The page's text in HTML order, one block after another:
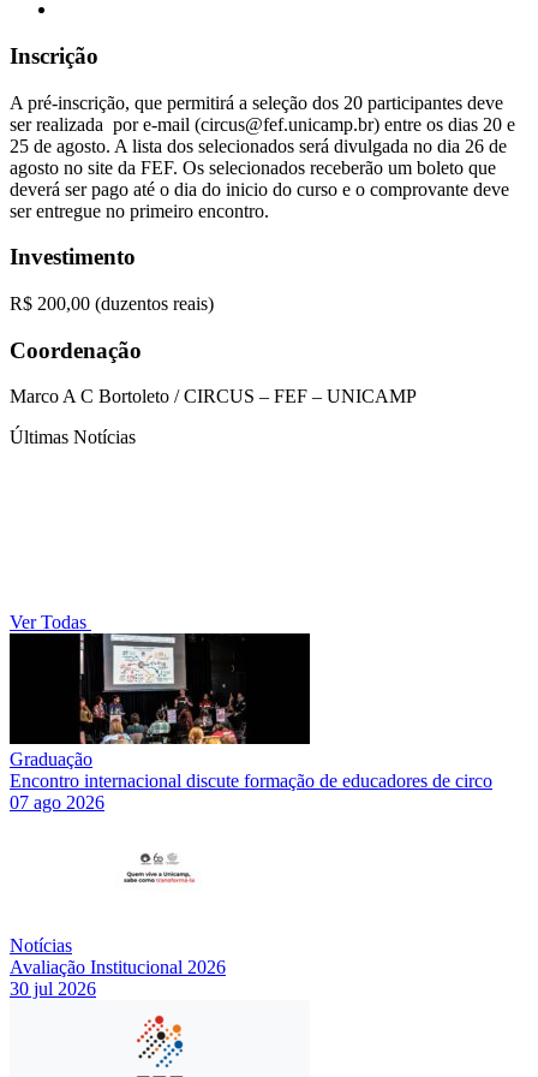
Inscrição
A pré-inscrição, que permitirá a seleção dos 20 participantes deve
ser realizada por e-mail (circus@fef.unicamp.br) entre os dias 20 e
25 de agosto. A lista dos selecionados será divulgada no dia 26 de
agosto no site da FEF. Os selecionados receberão um boleto que
deverá ser pago até o dia do inicio do curso e o comprovante deve
ser entregue no primeiro encontro.
Investimento
R$ 200,00 (duzentos reais)
Coordenação
Marco A C Bortoleto / CIRCUS – FEF – UNICAMP
Últimas Notícias
Ver Todas
Graduação
Encontro internacional discute formação de educadores de circo
07 ago 2026
Notícias
Avaliação Institucional 2026
30 jul 2026